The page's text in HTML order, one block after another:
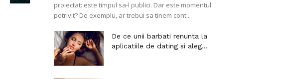
proiectat: este timpul sa-l publici. Dar este momentul
potrivit? De exemplu, ar trebui sa tinem cont...
De ce unii barbati renunta la
aplicatiile de dating si aleg...